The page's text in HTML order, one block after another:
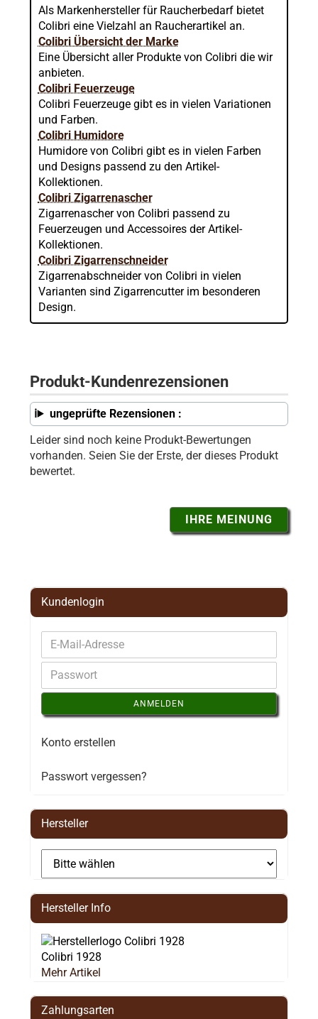
Als Markenhersteller für Raucherbedarf bietet
Colibri eine Vielzahl an Raucherartikel an.
Colibri Übersicht der Marke
Eine Übersicht aller Produkte von Colibri die wir
anbieten.
Colibri Feuerzeuge
Colibri Feuerzeuge gibt es in vielen Variationen
und Farben.
Colibri Humidore
Humidore von Colibri gibt es in vielen Farben
und Designs passend zu den Artikel-
Kollektionen.
Colibri Zigarrenascher
Zigarrenascher von Colibri passend zu
Feuerzeugen und Accessoires der Artikel-
Kollektionen.
Colibri Zigarrenschneider
Zigarrenabschneider von Colibri in vielen
Varianten sind Zigarrencutter im besonderen
Design.
Produkt-Kundenrezensionen
ungeprüfte Rezensionen :
Leider sind noch keine Produkt-Bewertungen
vorhanden. Seien Sie der Erste, der dieses Produkt
bewertet.
IHRE MEINUNG
Kundenlogin
ANMELDEN
Konto erstellen
Passwort vergessen?
Hersteller
Hersteller Info
Colibri 1928
Mehr Artikel
Zahlungsarten